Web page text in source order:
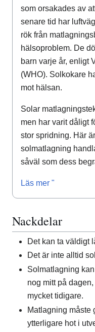
som orsakades av
senare tid har
rök från
hälsoproblem. De
barn varje år, enligt
(WHO). Solkokare
mot hälsan.
Solar
men har varit dåligt
stor spridning. Här
solmatlagning
såväl som dess
Läs mer "
Nackdelar
Det kan ta väldigt
Det är inte alltid
Solmatlagning
nog mitt på
mycket tidigare.
Matlagning måste
ytterligare hot i